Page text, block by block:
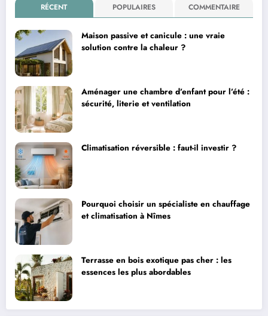
RÉCENT POPULAIRES COMMENTAIRE
Maison passive et canicule : une vraie
solution contre la chaleur ?
Aménager une chambre d’enfant pour l’été :
sécurité, literie et ventilation
Climatisation réversible : faut-il investir ?
Pourquoi choisir un spécialiste en chauffage
et climatisation à Nîmes
Terrasse en bois exotique pas cher : les
essences les plus abordables